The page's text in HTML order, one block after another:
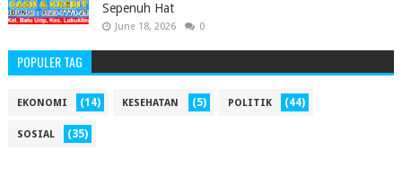
Sepenuh Hat
June 18, 2026 0
POPULER TAG
EKONOMI (14) KESEHATAN (5) POLITIK (44)
SOSIAL (35)